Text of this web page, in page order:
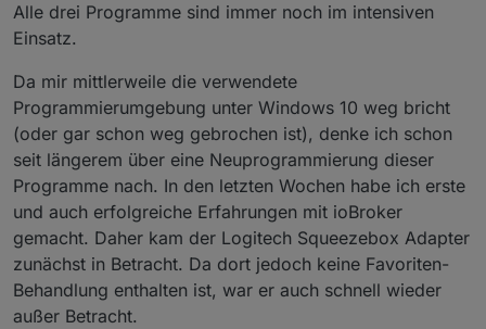
Alle drei Programme sind immer noch im intensiven
Einsatz.
Da mir mittlerweile die verwendete
Programmierumgebung unter Windows 10 weg bricht
(oder gar schon weg gebrochen ist), denke ich schon
seit längerem über eine Neuprogrammierung dieser
Programme nach. In den letzten Wochen habe ich erste
und auch erfolgreiche Erfahrungen mit ioBroker
gemacht. Daher kam der Logitech Squeezebox Adapter
zunächst in Betracht. Da dort jedoch keine Favoriten-
Behandlung enthalten ist, war er auch schnell wieder
außer Betracht.